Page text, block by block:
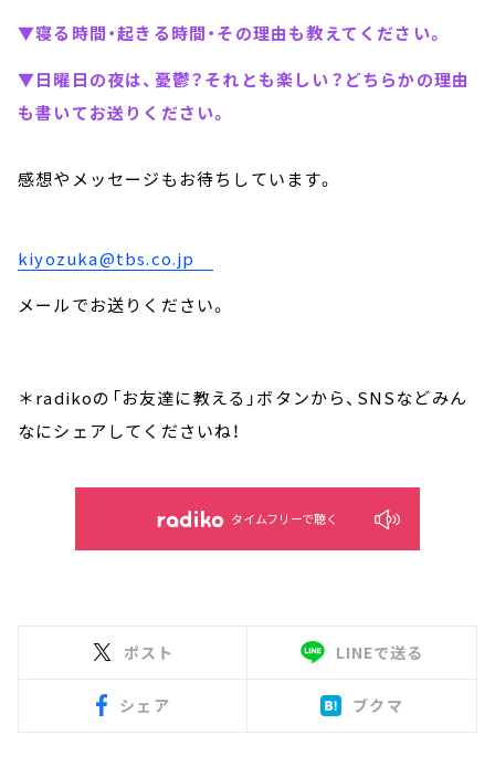
▼寝る時間・起きる時間・その理由も教えてください。
▼日曜日の夜は、憂鬱？それとも楽しい？どちらかの理由
も書いてお送りください。
感想やメッセージもお待ちしています。
kiyozuka@tbs.co.jp
メールでお送りください。
＊radikoの「お友達に教える」ボタンから、SNSなどみん
なにシェアしてくださいね！
タイムフリーで聴く
ポスト LINEで送る
シェア ブクマ